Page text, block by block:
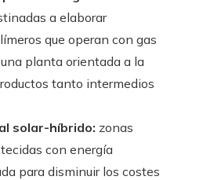
a elaborar
que operan con gas
planta orientada a la
tanto intermedios
solar-híbrido: zonas
con energía
para disminuir los costes